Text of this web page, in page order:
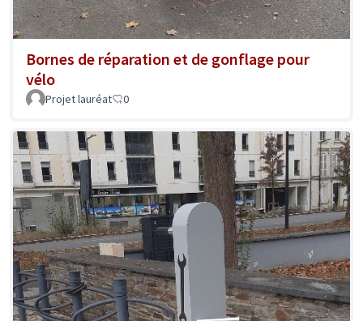
Bornes de réparation et de gonflage pour
vélo
Projet lauréat 0